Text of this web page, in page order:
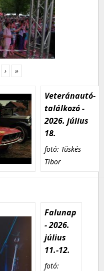
› »
Veteránautó-
találkozó -
2026. július
18.
fotó: Tüskés
Tibor
Falunap
- 2026.
július
11.-12.
fotó: